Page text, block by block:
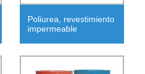
Poliurea, revestimiento
impermeable